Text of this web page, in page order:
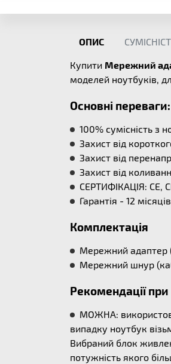
ОПИС
Купити Мережний
моделей ноутбуків,
Основні переваги:
100% сумісність з
Захист від
Захист від
Захист від
СЕРТИФІКАЦІЯ: CE,
Гарантія - 12 місяців
Комплектація
Мережний адаптер
Мережний шнур
Рекомендації
МОЖНА:
випадку ноутбук
Вибраний блок
потужність якого